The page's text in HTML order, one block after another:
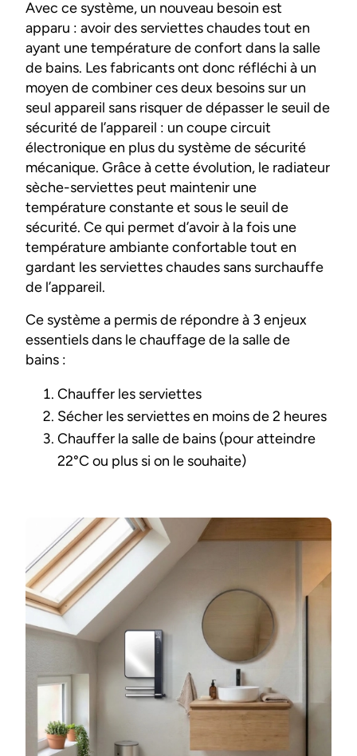
Avec ce système, un nouveau besoin est
apparu : avoir des serviettes chaudes tout en
ayant une température de confort dans la salle
de bains. Les fabricants ont donc réfléchi à un
moyen de combiner ces deux besoins sur un
seul appareil sans risquer de dépasser le seuil de
sécurité de l’appareil : un coupe circuit
électronique en plus du système de sécurité
mécanique. Grâce à cette évolution, le radiateur
sèche-serviettes peut maintenir une
température constante et sous le seuil de
sécurité. Ce qui permet d’avoir à la fois une
température ambiante confortable tout en
gardant les serviettes chaudes sans surchauffe
de l’appareil.
Ce système a permis de répondre à 3 enjeux
essentiels dans le chauffage de la salle de
bains :
Chauffer les serviettes
Sécher les serviettes en moins de 2 heures
Chauffer la salle de bains (pour atteindre
22°C ou plus si on le souhaite)